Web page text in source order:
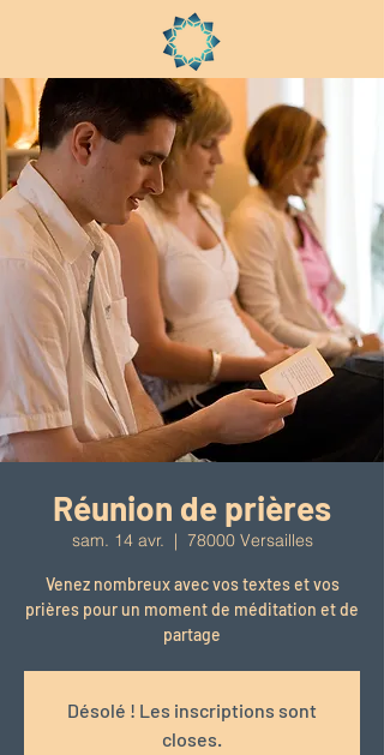
Réunion de prières
sam. 14 avr.
  |
78000 Versailles
Venez nombreux avec vos textes et vos
prières pour un moment de méditation et de
partage
Désolé ! Les inscriptions sont
closes.